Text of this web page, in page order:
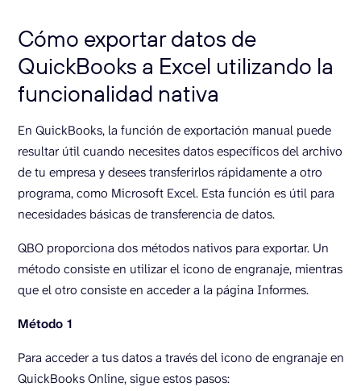
Cómo exportar datos de
QuickBooks a Excel utilizando la
funcionalidad nativa
En QuickBooks, la función de exportación manual puede
resultar útil cuando necesites datos específicos del archivo
de tu empresa y desees transferirlos rápidamente a otro
programa, como Microsoft Excel. Esta función es útil para
necesidades básicas de transferencia de datos.
QBO proporciona dos métodos nativos para exportar. Un
método consiste en utilizar el icono de engranaje, mientras
que el otro consiste en acceder a la página Informes.
Método 1
Para acceder a tus datos a través del icono de engranaje en
QuickBooks Online, sigue estos pasos: